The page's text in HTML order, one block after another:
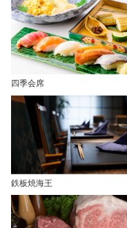
四季会席
鉄板焼海王